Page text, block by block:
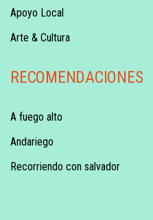
Apoyo Local
Arte & Cultura
RECOMENDACIONES
A fuego alto
Andariego
Recorriendo con salvador